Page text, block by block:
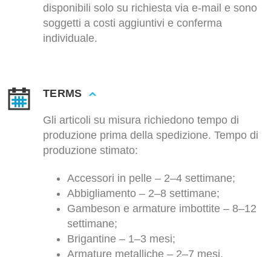
disponibili solo su richiesta via e-mail e sono
soggetti a costi aggiuntivi e conferma
individuale.
TERMS
Gli articoli su misura richiedono tempo di
produzione prima della spedizione. Tempo di
produzione stimato:
Accessori in pelle – 2–4 settimane;
Abbigliamento – 2–8 settimane;
Gambeson e armature imbottite – 8–12
settimane;
Brigantine – 1–3 mesi;
Armature metalliche – 2–7 mesi.